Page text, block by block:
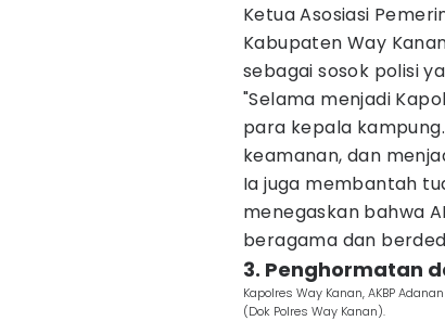
Ketua Asosiasi
Kabupaten Way
sebagai sosok polisi
"Selama menjadi
para kepala
keamanan, dan
Ia juga membantah
menegaskan bahwa
beragama dan
3. Penghormatan
Kapolres Way Kanan, AKBP
(Dok Polres Way Kanan).